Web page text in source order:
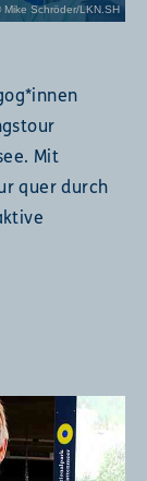
Mike Schröder/LKN.SH
Mit
quer durch